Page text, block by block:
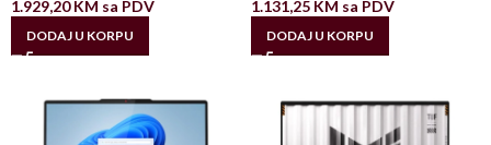
1.929,20KM sa PDV
DODAJ U KORPU
1.131,25 KM sa PDV
DODAJ U KORPU